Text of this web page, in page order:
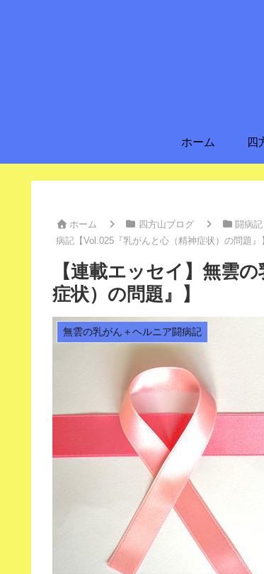
ホーム 四
ホーム 四方山ブログ 闘病記
病記【Vol.025『乳がんと心（精神症状）の問題』
【連載エッセイ】無雲
症状）の問題』】
無雲の乳がん＋ヘルニア闘病記